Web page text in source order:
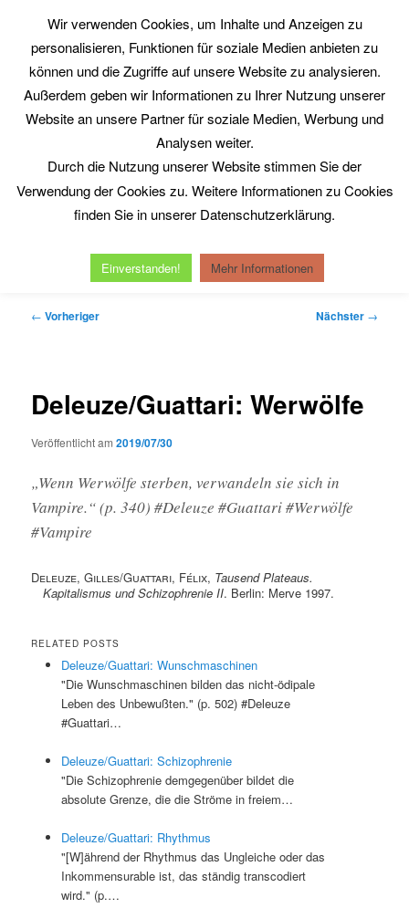
springenPhilosophy@Work
www.philosophy-at-work.eu
HauptmenüHome Neuerscheinungen Kurt Röttgers
Datenschutzerklärung Impressum
Beitragsnavigation
← Vorheriger Nächster →
Deleuze/Guattari: Werwölfe
Veröffentlicht am2019/07/30
„Wenn Werwölfe sterben, verwandeln sie sich in
Vampire.“ (p. 340) #Deleuze #Guattari #Werwölfe
#Vampire
Deleuze, Gilles/Guattari, Félix, Tausend Plateaus.
Kapitalismus und Schizophrenie II. Berlin: Merve 1997.
RELATED POSTS
Deleuze/Guattari: Wunschmaschinen
"Die Wunschmaschinen bilden das nicht-ödipale
Leben des Unbewußten." (p. 502) #Deleuze
#Guattari…
Deleuze/Guattari: Schizophrenie
"Die Schizophrenie demgegenüber bildet die
absolute Grenze, die die Ströme in freiem…
Deleuze/Guattari: Rhythmus
"[W]ährend der Rhythmus das Ungleiche oder das
Inkommensurable ist, das ständig transcodiert
wird." (p.…
Wir verwenden Cookies, um Inhalte und Anzeigen zu
personalisieren, Funktionen für soziale Medien anbieten zu
können und die Zugriffe auf unsere Website zu analysieren.
Außerdem geben wir Informationen zu Ihrer Nutzung unserer
Website an unsere Partner für soziale Medien, Werbung und
Analysen weiter.
Durch die Nutzung unserer Website stimmen Sie der
Verwendung der Cookies zu. Weitere Informationen zu Cookies
finden Sie in unserer Datenschutzerklärung.
Einverstanden! Mehr Informationen